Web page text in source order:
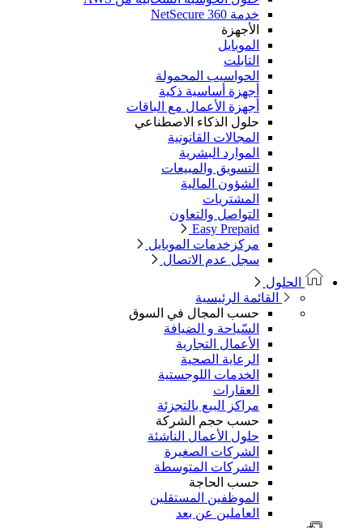
خدمة NetSecure 360
الأجهزة
الموبايل
التابلت
الحواسيب المحمولة
أجهزة أساسية ذكية
أجهزة الأعمال مع الباقات
حلول الذكاء الاصطناعي
المجالات القانونية
الموارد البشرية
التسويق والمبيعات
الشؤون المالية
المشتريات
التواصل والتعاون
Easy Prepaid
مركزخدمات الموبايل
سجل عدم الاتصال
الحلول
القائمة الرئيسية
حسب المجال في السوق
السّياحة و الضيافة
الأعمال التجارية
الرعاية الصحية
الخدمات اللوجستية
العقارات
مراكز البيع بالتجزئة
حسب حجم الشركة
حلول الأعمال الناشئة
الشركات الصغيرة
الشركات المتوسطة
حسب الحاجة
الموظفين المستقلين
العاملين عن بعد